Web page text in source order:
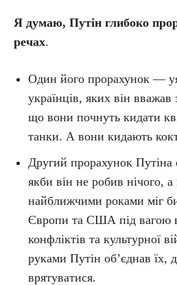
Я думаю, Путін глибоко
речах.
Один його прорахунок —
українців, яких він вважав
що вони почнуть кидати
танки. А вони кидають
Другий прорахунок Путіна
якби він не робив нічого,
найближчими роками міг
Європи та США під вагою
конфліктів та культурної
руками Путін об’єднав їх,
врятуватися.